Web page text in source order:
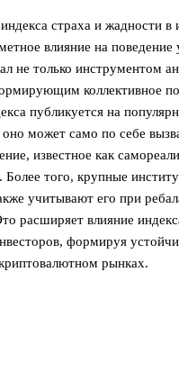
страха и жадности в
влияние на поведение
не только инструментом
коллективное
публикуется на
может само по себе
известное как
Более того, крупные
учитывают его при
расширяет влияние
формируя
рынках.